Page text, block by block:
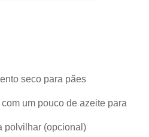
seco para pães
um pouco de azeite para
polvilhar (opcional)